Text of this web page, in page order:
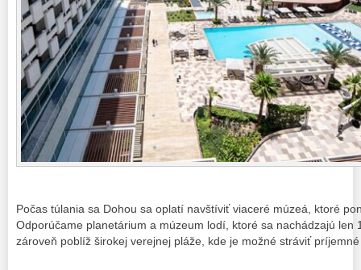
Počas túlania sa Dohou sa oplatí navštíviť viaceré múzeá, ktoré
Odporúčame planetárium a múzeum lodí, ktoré sa nachádzajú len
zároveň poblíž širokej verejnej pláže, kde je možné stráviť